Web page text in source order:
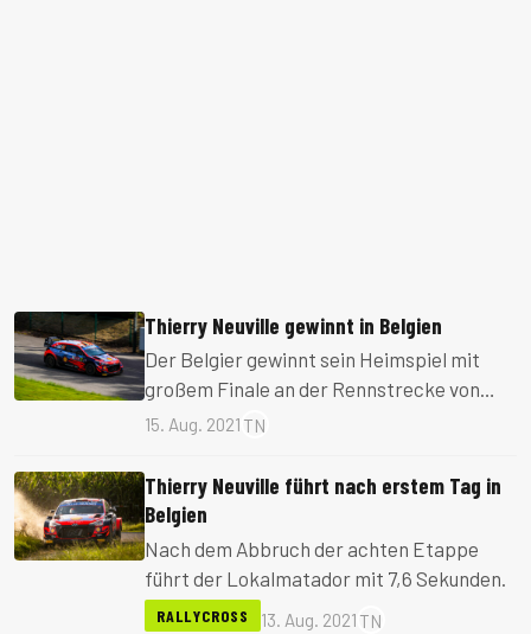
Thierry Neuville gewinnt in Belgien
Der Belgier gewinnt sein Heimspiel mit
großem Finale an der Rennstrecke von
Spa.
15. Aug. 2021 TN
Thierry Neuville führt nach erstem Tag in
Belgien
Nach dem Abbruch der achten Etappe
führt der Lokalmatador mit 7,6 Sekunden.
RALLYCROSS 13. Aug. 2021 TN